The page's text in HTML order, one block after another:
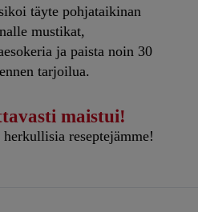
täyte pohjataikinan
mustikat,
ja paista noin 30
tarjoilua.
maistui!
herkullisia reseptejämme!